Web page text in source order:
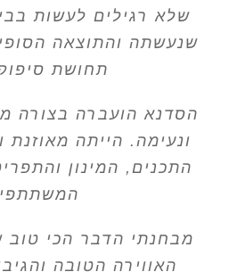
שלא רגילים לעשות
שנעשתה והתוצאה
תחושת
הסדנא הועברה בצורה
ונעימה. הייתה
התכנים, המינון
מבחנתי הדבר הכי טוב
האווירה הטובה